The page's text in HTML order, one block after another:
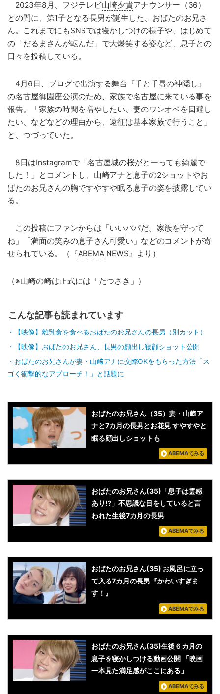
2023年8月、フジテレビ山崎夕貴アナウンサー（36）
との間に、第1子となる長男が誕生した、おばたのお兄さ
ん。これまでにもSNSでは寝かしつけの様子や、はじめて
の「だるまさんが転んだ」で大爆笑する姿など、息子との
日々を投稿している。
4月6日、ブログで出演する舞台『千と千尋の神隠し』
の名古屋御園座公演のため、家族で名古屋に来ている事を
報告。「家族の時間を増やしたい、妻のワンオペを回避し
たい、などなどの理由から、遠征は基本家族で行うこと」
と、つづっていた。
8日はInstagramで「名古屋城の桜がとーっても綺麗で
した！」とコメントし、山崎アナと息子の2ショットやお
ばたのお兄さんの胸ですやすや眠る息子の姿を披露してい
る。
この投稿にファンからは「いいパパだ。家族を守って
ね」「満面の笑みの息子さん可愛い」などのコメントが寄
せられている。（『ABEMA NEWS』より）
（※山崎の崎は正式には「たつさき」）
こんな記事も読まれています
【映像】離乳食を食べるおばたのお兄さんの長男（別カット）
【映像】おばたのお兄さん、長男の顔出し寝顔ショット公開
おばたのお兄さんが妻・山﨑アナに交際OKをもらった方法「ス
ゴく衝撃的なアプローチ！」と話題に
おばたのお兄さん（35）妻・山﨑ア
ナと7カ月の長男とお花見 すやすやと
眠る顔出しショットも
ABEMAでみる
おばたのお兄さん(35)「息子は霊感
あり!?」不思議な目をしていると言
われた生後7カ月の長男
ABEMAでみる
おばたのお兄さん(35) お風呂に立っ
て入る7カ月の長男『かわいすぎま
す！』
ABEMAでみる
おばたのお兄さん(35)生後６カ月の
息子を寝かしつける動画公開 「映画
一本見た満足感がここにある」
ABEMAでみる